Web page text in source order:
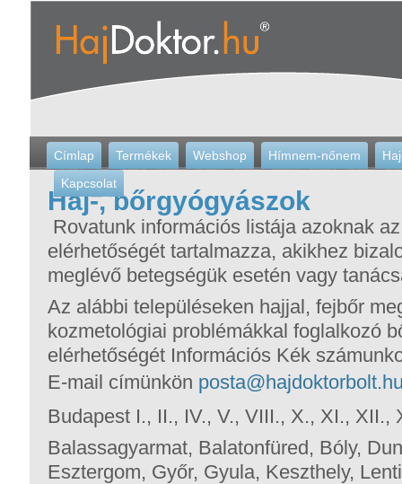
Címlap Termékek Webshop Hímnem-nőnem
Kapcsolat
Haj-, bőrgyógyászok
Rovatunk információs listája azoknak
elérhetőségét tartalmazza, akikhez
meglévő betegségük esetén vagy
Az alábbi településeken hajjal, fejbőr
kozmetológiai problémákkal foglalkozó
elérhetőségét Információs Kék
E-mail címünkön
Budapest I., II., IV., V., VIII., X., XI., XII.,
Balassagyarmat, Balatonfüred, Bóly,
Esztergom, Győr, Gyula, Keszthely,